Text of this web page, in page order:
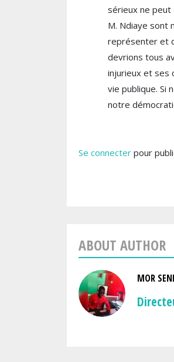
sérieux ne peut
M. Ndiaye sont
représenter et
devrions tous
injurieux et ses
vie publique. Si
notre
Se connecter pour
ABOUT AUTHOR
MOR